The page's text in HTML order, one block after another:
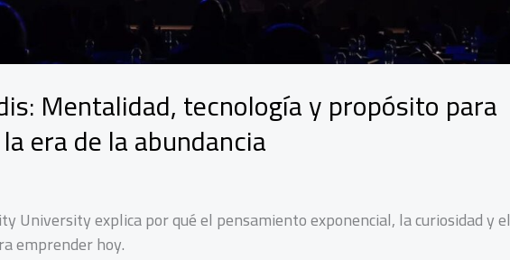
Mentalidad, tecnología y propósito para
era de la abundancia
University explica por qué el pensamiento exponencial, la curiosidad y el
emprender hoy.